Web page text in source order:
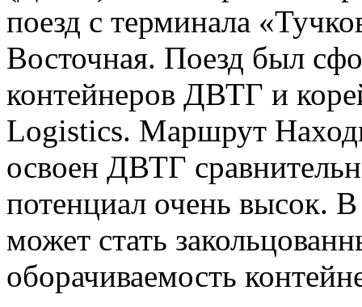
поезд с терминала
Восточная. Поезд был
контейнеров ДВТГ и
Logistics. Маршрут
освоен ДВТГ
потенциал очень высок.
может стать
оборачиваемость